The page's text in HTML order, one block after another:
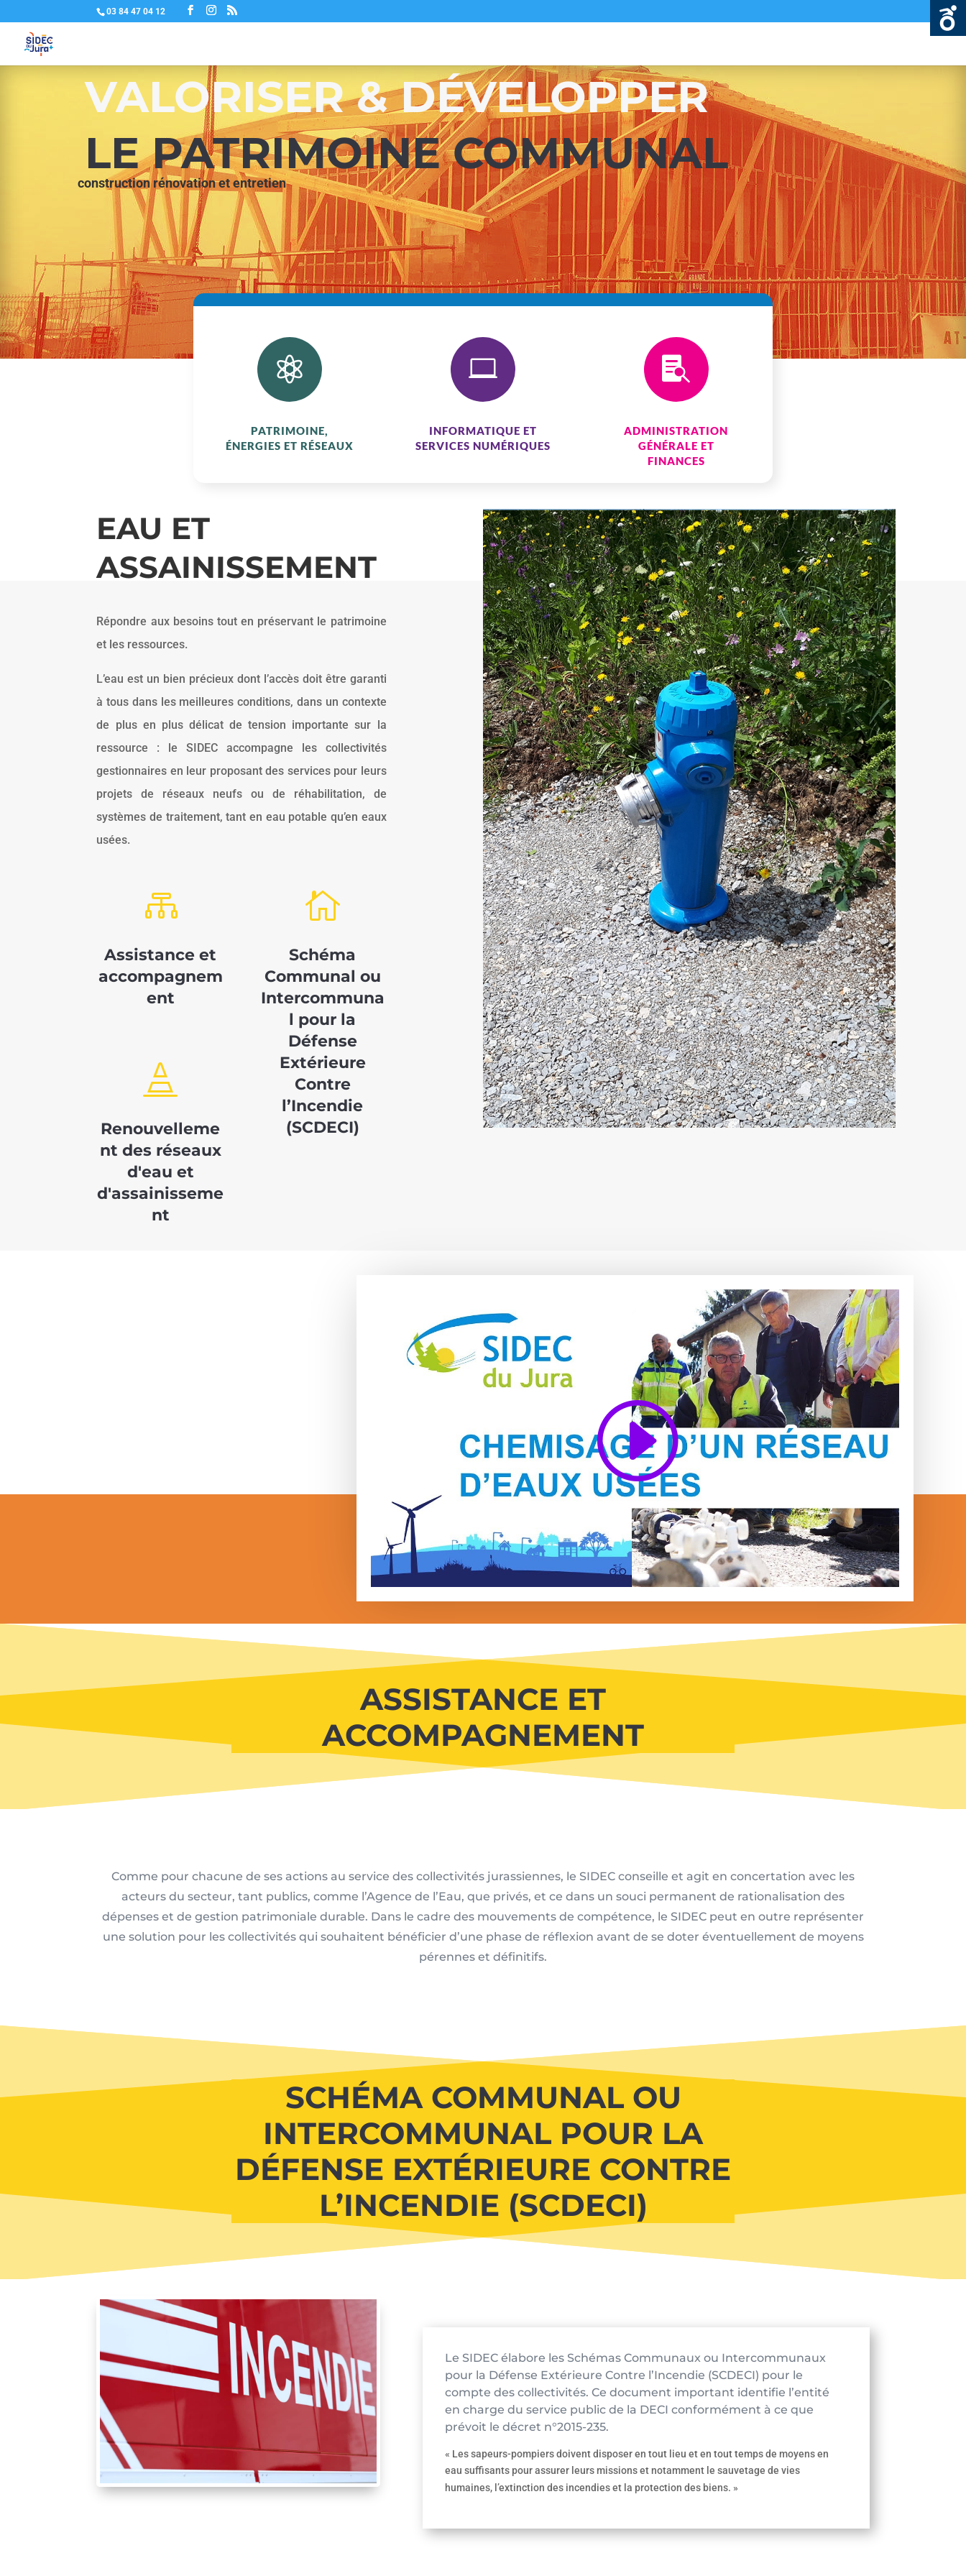
03 84 47 04 12
VALORISER & DÉVELOPPER
LE PATRIMOINE COMMUNAL
construction rénovation et entretien

PATRIMOINE,
ÉNERGIES ET RÉSEAUX

INFORMATIQUE ET
SERVICES NUMÉRIQUES

ADMINISTRATION
GÉNÉRALE ET
FINANCES
EAU ET
ASSAINISSEMENT
Répondre aux besoins tout en préservant le patrimoine
et les ressources.
L’eau est un bien précieux dont l’accès doit être garanti
à tous dans les meilleures conditions, dans un contexte
de plus en plus délicat de tension importante sur la
ressource : le SIDEC accompagne les collectivités
gestionnaires en leur proposant des services pour leurs
projets de réseaux neufs ou de réhabilitation, de
systèmes de traitement, tant en eau potable qu’en eaux
usées.

Assistance et
accompagnem
ent

Renouvelleme
nt des réseaux
d'eau et
d'assainisseme
nt

Schéma
Communal ou
Intercommuna
l pour la
Défense
Extérieure
Contre
l’Incendie
(SCDECI)
ASSISTANCE ET
ACCOMPAGNEMENT
Comme pour chacune de ses actions au service des collectivités jurassiennes, le SIDEC conseille et agit en concertation avec les
acteurs du secteur, tant publics, comme l’Agence de l’Eau, que privés, et ce dans un souci permanent de rationalisation des
dépenses et de gestion patrimoniale durable. Dans le cadre des mouvements de compétence, le SIDEC peut en outre représenter
une solution pour les collectivités qui souhaitent bénéficier d’une phase de réflexion avant de se doter éventuellement de moyens
pérennes et définitifs.
SCHÉMA COMMUNAL OU
INTERCOMMUNAL POUR LA
DÉFENSE EXTÉRIEURE CONTRE
L’INCENDIE (SCDECI)
Le SIDEC élabore les Schémas Communaux ou Intercommunaux
pour la Défense Extérieure Contre l’Incendie (SCDECI) pour le
compte des collectivités. Ce document important identifie l’entité
en charge du service public de la DECI conformément à ce que
prévoit le décret n°2015-235.
« Les sapeurs-pompiers doivent disposer en tout lieu et en tout temps de moyens en
eau suffisants pour assurer leurs missions et notamment le sauvetage de vies
humaines, l’extinction des incendies et la protection des biens. »